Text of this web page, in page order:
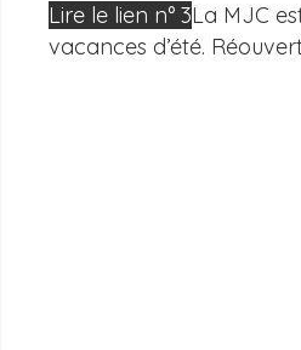
Lire le lien n° 3La MJC
vacances d’été.